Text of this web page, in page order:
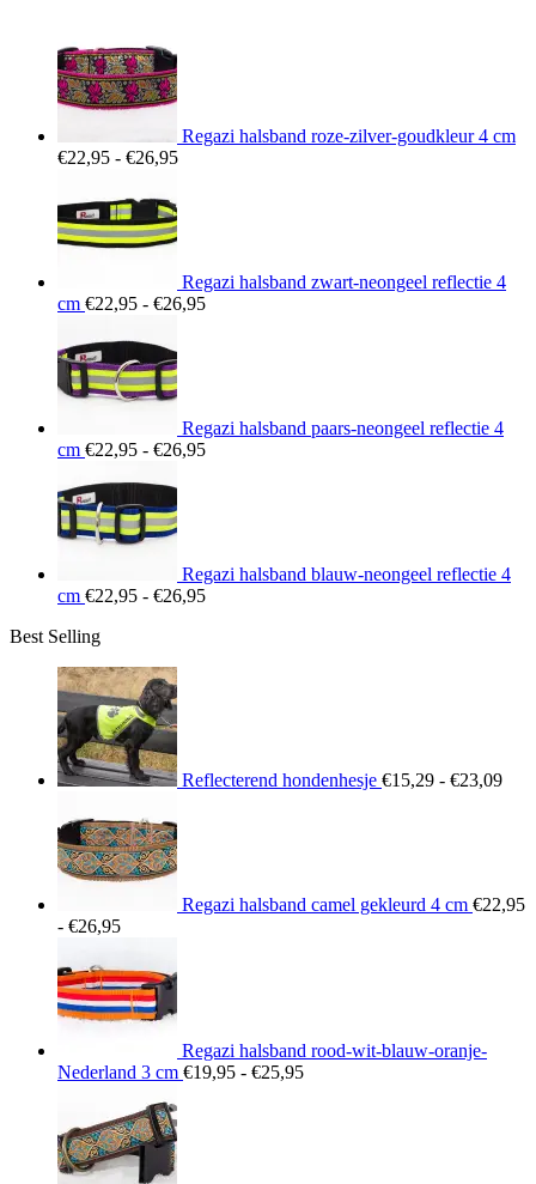
Regazi halsband roze-zilver-goudkleur 4 cm
€22,95 - €26,95Prijsklasse:
Regazi halsband zwart-neongeel reflectie 4
cm €22,95 - €26,95Prijsklasse:
Regazi halsband paars-neongeel reflectie 4
cm €22,95 - €26,95Prijsklasse:
Regazi halsband blauw-neongeel reflectie 4
cm €22,95 - €26,95Prijsklasse:
Best Selling
Reflecterend hondenhesje €15,29 - €23,09
Regazi halsband camel gekleurd 4 cm €22,95
- €26,95Prijsklasse:
tot
€26,95
Regazi halsband rood-wit-blauw-oranje-
Nederland 3 cm €19,95 - €25,95Prijsklasse: